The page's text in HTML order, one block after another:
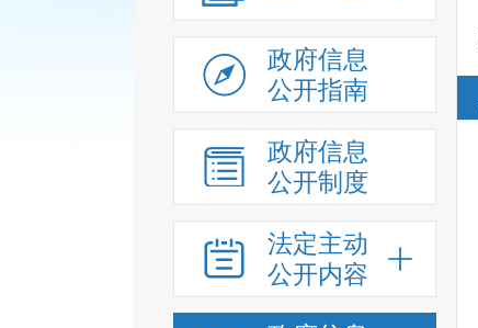
政府信息
公开指南
政府信息
公开制度
法定主动
公开内容